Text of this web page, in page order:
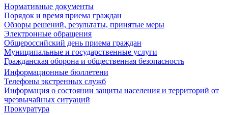
Нормативные документы
Порядок и время приема граждан
Обзоры решений, результаты, принятые меры
Электронные обращения
Общероссийский день приема граждан
Муниципальные и государственные услуги
Гражданская оборона и общественная безопасность
Информационные бюллетени
Телефоны экстренных служб
Информация о состоянии защиты населения и территорий от
чрезвычайных ситуаций
Прокуратура